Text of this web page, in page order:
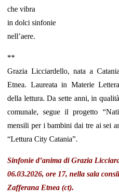
che vibra
in dolci sinfonie
nell’aere.
**
Grazia Licciardello, nata a
Etnea. Laureata in Materie
della lettura. Da sette anni, in
comunale, segue il progetto
mensili per i bambini dai tre ai sei
“Lettura City Catania”.
Sinfonie d’anima di Grazia
06.03.2026, ore 17, nella sala
Zafferana Etnea (ct).